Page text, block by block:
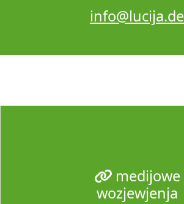
info@lucija.de
medijowe
wozjewjenja